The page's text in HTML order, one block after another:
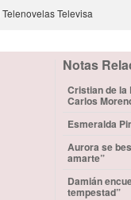
TelenovelasTelevisa
Notas
Cristian de la
Carlos
Esmeralda
Aurora se
amarte”
Damián
tempestad”